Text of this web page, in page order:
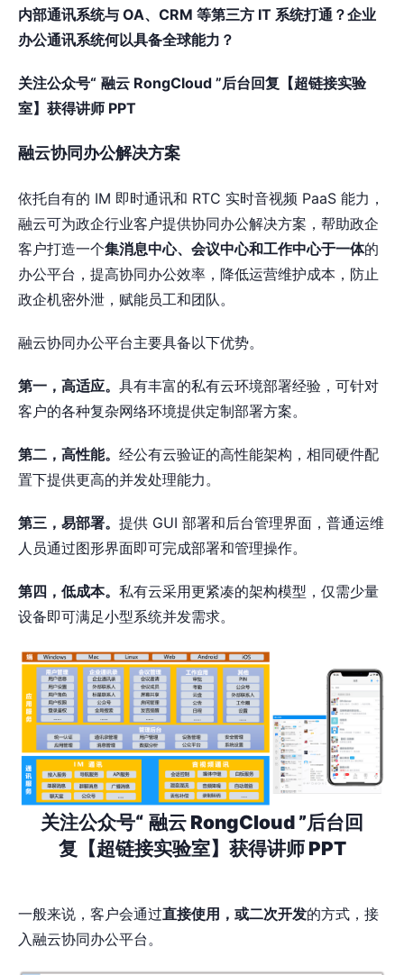
内部通讯系统与 OA、CRM 等第三方 IT 系统打通？企业
办公通讯系统何以具备全球能力？
关注公众号“ 融云 RongCloud ”后台回复【超链接实验
室】获得讲师 PPT
融云协同办公解决方案
依托自有的 IM 即时通讯和 RTC 实时音视频 PaaS 能力，
融云可为政企行业客户提供协同办公解决方案，帮助政企
客户打造一个集消息中心、会议中心和工作中心于一体的
办公平台，提高协同办公效率，降低运营维护成本，防止
政企机密外泄，赋能员工和团队。
融云协同办公平台主要具备以下优势。
第一，高适应。 具有丰富的私有云环境部署经验，可针对
客户的各种复杂网络环境提供定制部署方案。
第二，高性能。 经公有云验证的高性能架构，相同硬件配
置下提供更高的并发处理能力。
第三，易部署。 提供 GUI 部署和后台管理界面，普通运维
人员通过图形界面即可完成部署和管理操作。
第四，低成本。 私有云采用更紧凑的架构模型，仅需少量
设备即可满足小型系统并发需求。
关注公众号“ 融云 RongCloud ”后台回
复【超链接实验室】获得讲师 PPT
一般来说，客户会通过直接使用，或二次开发的方式，接
入融云协同办公平台。